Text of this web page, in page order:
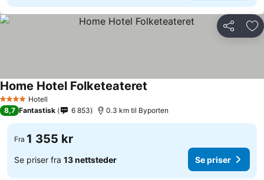
Del
4 StjernerHotell
Home Hotel Folketeateret
8,7 Fantastisk 6 853 0.3 km til Byporten
Fra 1 355 kr
Se priser fra 13 nettsteder Se priser